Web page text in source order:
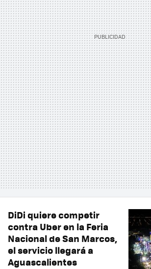
DiDi quiere competir
contra Uber en la Feria
Nacional de San Marcos,
el servicio llegará a
Aguascalientes